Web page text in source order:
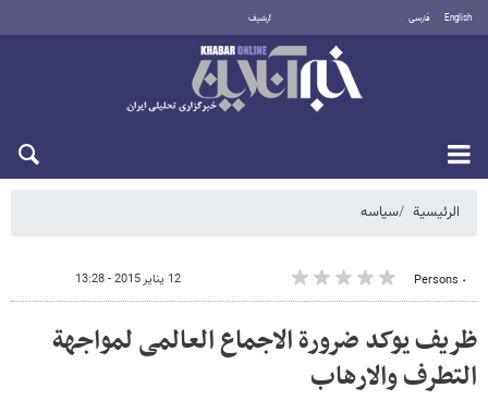
English فارسی أرشيف
الرئيسية سیاسه
٠ Persons 12 يناير 2015 - 13:28
ظریف یوکد ضرورة الاجماع العالمی لمواجهة
التطرف والارهاب